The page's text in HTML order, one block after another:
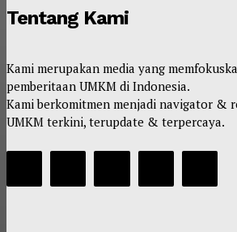
Tentang Kami
Kami merupakan media yang
pemberitaan UMKM di Indonesia.
Kami berkomitmen menjadi navigator &
UMKM terkini, terupdate & terpercaya.